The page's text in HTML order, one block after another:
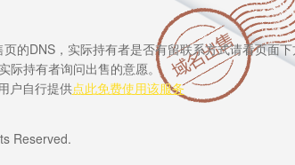
的DNS，实际持有者是否有留联系方式请看页面下
际持有者询问出售的意愿。
户自行提供点此免费使用该服务
Reserved.